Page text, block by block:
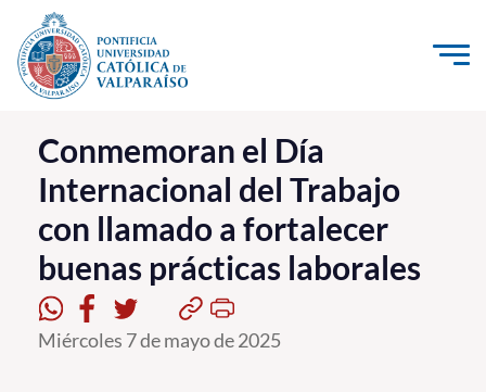
Click acá para ir directamente al contenido
La Universidad
Investigación, Creación e Innovación
PUCV Internacional
Vinculación con el Medio
Admisión
Conmemoran el Día
Internacional del Trabajo
con llamado a fortalecer
buenas prácticas laborales
Miércoles 7 de mayo de 2025